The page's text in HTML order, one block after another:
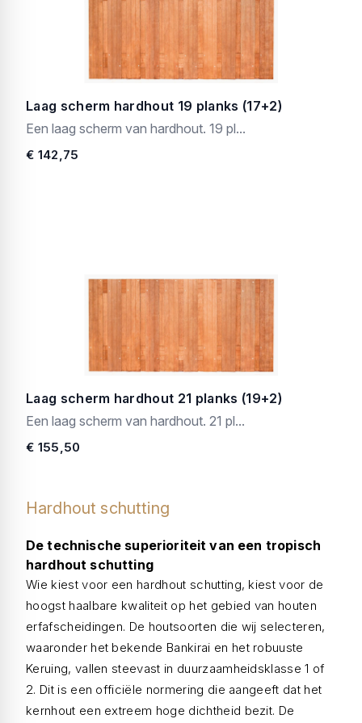
Laag scherm hardhout 19 planks (17+2)
Een laag scherm van hardhout. 19 pl...
€ 142,75
Laag scherm hardhout 21 planks (19+2)
Een laag scherm van hardhout. 21 pl...
€ 155,50
Hardhout schutting
De technische superioriteit van een tropisch
hardhout schutting
Wie kiest voor een hardhout schutting, kiest voor de
hoogst haalbare kwaliteit op het gebied van houten
erfafscheidingen. De houtsoorten die wij selecteren,
waaronder het bekende Bankirai en het robuuste
Keruing, vallen steevast in duurzaamheidsklasse 1 of
2. Dit is een officiële normering die aangeeft dat het
kernhout een extreem hoge dichtheid bezit. De